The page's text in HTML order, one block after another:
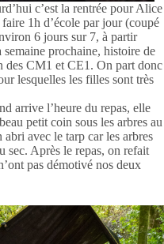
c’est la rentrée pour Alice
1h d’école par jour (coupé
6 jours sur 7, à partir
prochaine, histoire de
des CM1 et CE1. On part donc
lesquelles les filles sont très
arrive l’heure du repas, elle
petit coin sous les arbres au
avec le tarp car les arbres
sec. Après le repas, on refait
pas démotivé nos deux